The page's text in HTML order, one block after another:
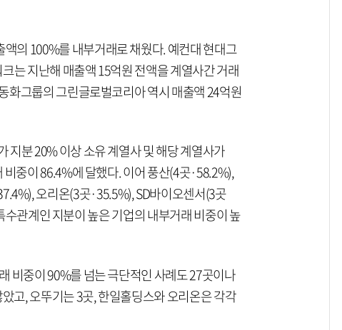
의 100%를 내부거래로 채웠다. 예컨대 현대그
는 지난해 매출액 15억원 전액을 계열사간 거래
화그룹의 그린글로벌코리아 역시 매출액 24억원
지분 20% 이상 소유 계열사 및 해당 계열사가
중이 86.4%에 달했다. 이어 풍산(4곳·58.2%),
오리온(3곳·35.5%), SD바이오센서(3곳
관계인 지분이 높은 기업의 내부거래 비중이 높
비중이 90%를 넘는 극단적인 사례도 27곳이나
고, 오뚜기는 3곳, 한일홀딩스와 오리온은 각각